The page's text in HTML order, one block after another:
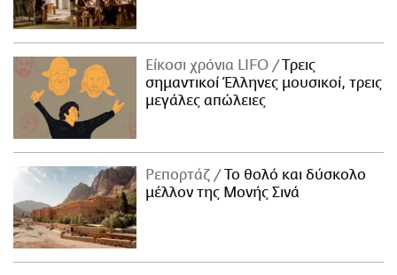
Είκοσι χρόνια LIFO
Tρεις
σημαντικοί Έλληνες μουσικοί, τρεις
μεγάλες απώλειες
Ρεπορτάζ
Το θολό και δύσκολο
μέλλον της Μονής Σινά